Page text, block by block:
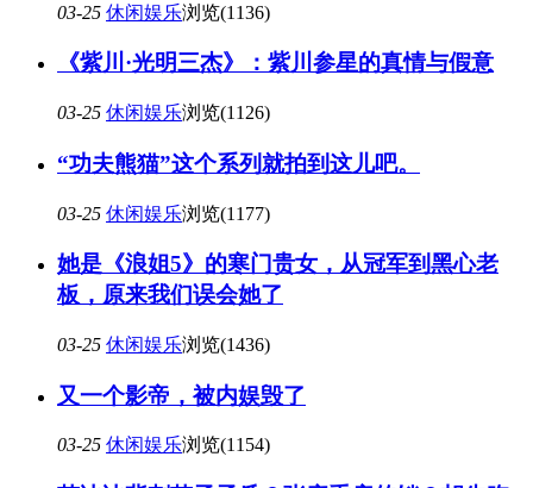
03-25 休闲娱乐浏览(1136)
《紫川·光明三杰》：紫川参星的真情与假意
03-25 休闲娱乐浏览(1126)
“功夫熊猫”这个系列就拍到这儿吧。
03-25 休闲娱乐浏览(1177)
她是《浪姐5》的寒门贵女，从冠军到黑心老
板，原来我们误会她了
03-25 休闲娱乐浏览(1436)
又一个影帝，被内娱毁了
03-25 休闲娱乐浏览(1154)